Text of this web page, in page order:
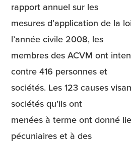
rapport annuel sur les
mesures d’application de la
l’année civile 2008, les
membres des ACVM ont
contre 416 personnes et
sociétés. Les 123 causes
sociétés qu’ils ont
menées à terme ont donné
pécuniaires et à des